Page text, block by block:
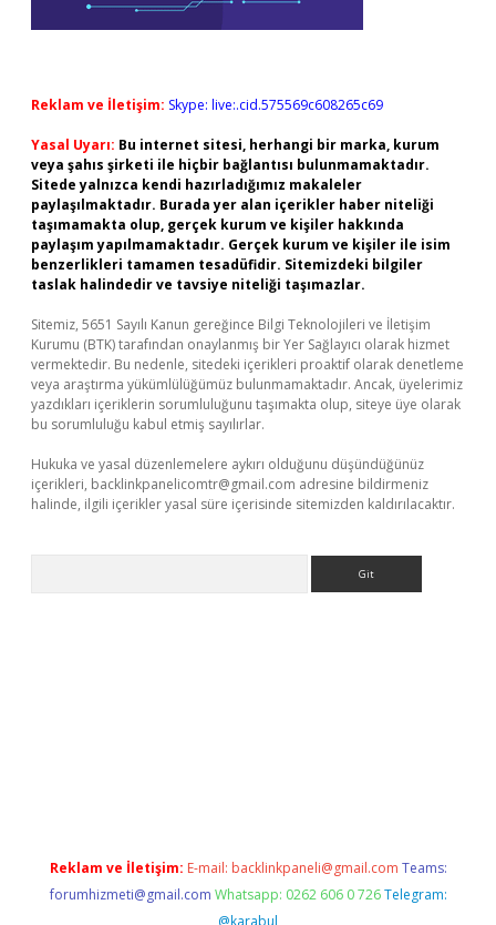
Reklam ve İletişim: Skype: live:.cid.575569c608265c69
Yasal Uyarı: Bu internet sitesi, herhangi bir marka, kurum
veya şahıs şirketi ile hiçbir bağlantısı bulunmamaktadır.
Sitede yalnızca kendi hazırladığımız makaleler
paylaşılmaktadır. Burada yer alan içerikler haber niteliği
taşımamakta olup, gerçek kurum ve kişiler hakkında
paylaşım yapılmamaktadır. Gerçek kurum ve kişiler ile isim
benzerlikleri tamamen tesadüfidir. Sitemizdeki bilgiler
taslak halindedir ve tavsiye niteliği taşımazlar.
Sitemiz, 5651 Sayılı Kanun gereğince Bilgi Teknolojileri ve İletişim
Kurumu (BTK) tarafından onaylanmış bir Yer Sağlayıcı olarak hizmet
vermektedir. Bu nedenle, sitedeki içerikleri proaktif olarak denetleme
veya araştırma yükümlülüğümüz bulunmamaktadır. Ancak, üyelerimiz
yazdıkları içeriklerin sorumluluğunu taşımakta olup, siteye üye olarak
bu sorumluluğu kabul etmiş sayılırlar.
Hukuka ve yasal düzenlemelere aykırı olduğunu düşündüğünüz
içerikleri, backlinkpanelicomtr@gmail.com adresine bildirmeniz
halinde, ilgili içerikler yasal süre içerisinde sitemizden kaldırılacaktır.
Reklam ve İletişim: E-mail: backlinkpaneli@gmail.com Teams:
forumhizmeti@gmail.com Whatsapp: 0262 606 0 726 Telegram:
@karabul